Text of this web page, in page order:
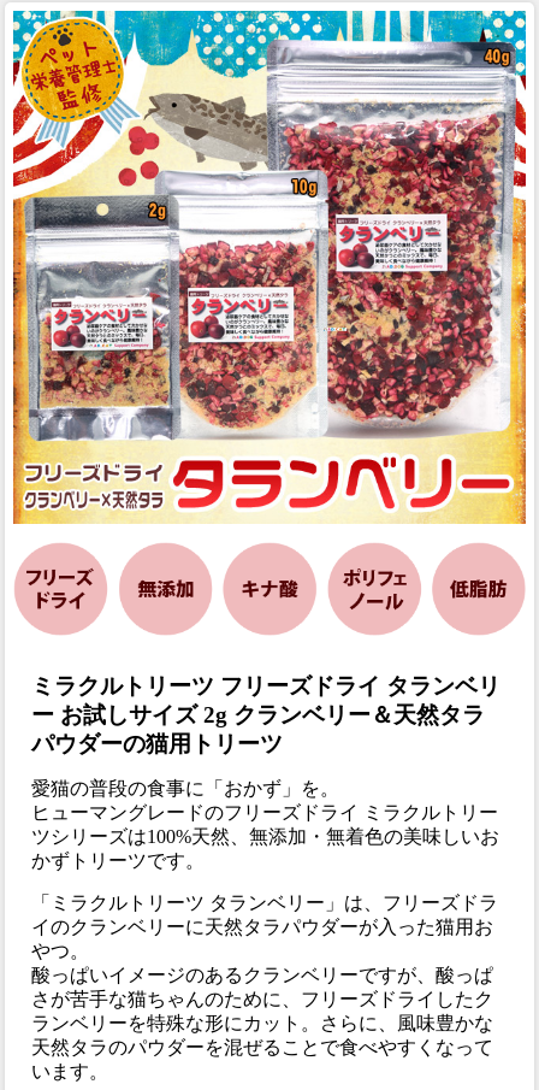
ミラクルトリーツ フリーズドライ タランベリ
ー お試しサイズ 2g クランベリー＆天然タラ
パウダーの猫用トリーツ
愛猫の普段の食事に「おかず」を。
ヒューマングレードのフリーズドライ ミラクルトリー
ツシリーズは100%天然、無添加・無着色の美味しいお
かずトリーツです。
「ミラクルトリーツ タランベリー」は、フリーズドラ
イのクランベリーに天然タラパウダーが入った猫用お
やつ。
酸っぱいイメージのあるクランベリーですが、酸っぱ
さが苦手な猫ちゃんのために、フリーズドライしたク
ランベリーを特殊な形にカット。さらに、風味豊かな
天然タラのパウダーを混ぜることで食べやすくなって
います。